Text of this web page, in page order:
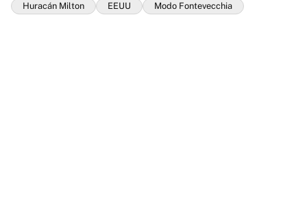
Huracán Milton EEUU Modo Fontevecchia